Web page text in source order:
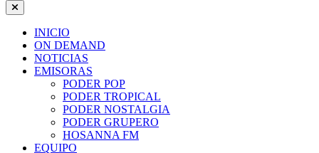
INICIO
ON DEMAND
NOTICIAS
EMISORAS
PODER POP
PODER TROPICAL
PODER NOSTALGIA
PODER GRUPERO
HOSANNA FM
EQUIPO